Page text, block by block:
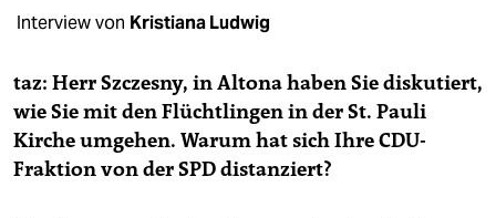
veranstaltungen
fragen & hilfe
unterstützen
Interview von Kristiana Ludwig
taz: Herr Szczesny, in Altona haben Sie diskutiert,
wie Sie mit den Flüchtlingen in der St. Pauli
Kirche umgehen. Warum hat sich Ihre CDU-
Fraktion von der SPD distanziert?